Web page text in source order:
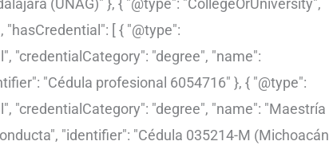
(UNAG)" }, { "@type": "CollegeOrUniversity",
[ { "@type":
"credentialCategory": "degree", "name":
"Cédula profesional 6054716" }, { "@type":
"credentialCategory": "degree", "name": "Maestría
"identifier": "Cédula 035214-M (Michoacán